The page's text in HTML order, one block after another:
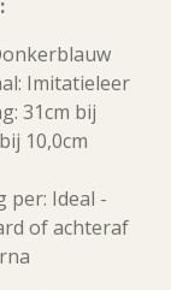
Imitatieleer
31cm bij
10,0cm
per: Ideal -
of achteraf